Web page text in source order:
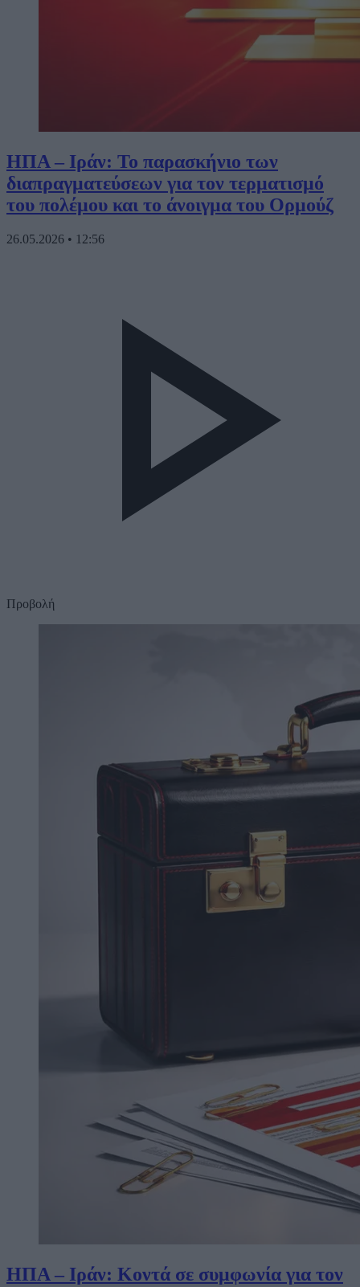
ΗΠΑ – Ιράν: Το παρασκήνιο των
διαπραγματεύσεων για τον τερματισμό
του πολέμου και το άνοιγμα του Ορμούζ
26.05.2026 • 12:56
Προβολή
ΗΠΑ – Ιράν: Κοντά σε συμφωνία για τον